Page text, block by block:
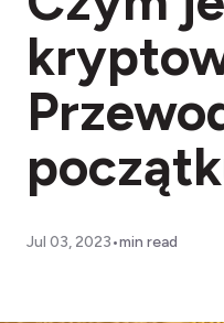
Jul 03, 2023•min read